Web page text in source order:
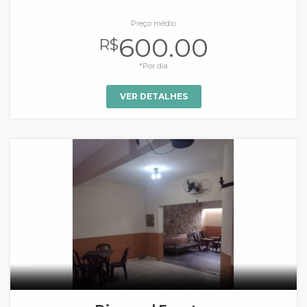
Preço médio
R$600.00
*Por dia
VER DETALHES